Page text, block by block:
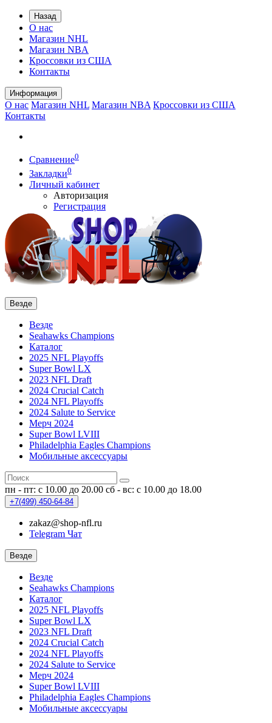
Назад
О нас
Магазин NHL
Магазин NBA
Кроссовки из США
Контакты
Информация
О нас Магазин NHL Магазин NBA Кроссовки из США
Контакты
Сравнение0
Закладки0
Личный кабинет
Авторизация
Регистрация
Везде
Везде
Seahawks Champions
Каталог
2025 NFL Playoffs
Super Bowl LX
2023 NFL Draft
2024 Crucial Catch
2024 NFL Playoffs
2024 Salute to Service
Мерч 2024
Super Bowl LVIII
Philadelphia Eagles Champions
Мобильные аксессуары
пн - пт: с 10.00 до 20.00 сб - вс: с 10.00 до 18.00
+7(499) 450-64-84
zakaz@shop-nfl.ru
Telegram Чат
Везде
Везде
Seahawks Champions
Каталог
2025 NFL Playoffs
Super Bowl LX
2023 NFL Draft
2024 Crucial Catch
2024 NFL Playoffs
2024 Salute to Service
Мерч 2024
Super Bowl LVIII
Philadelphia Eagles Champions
Мобильные аксессуары